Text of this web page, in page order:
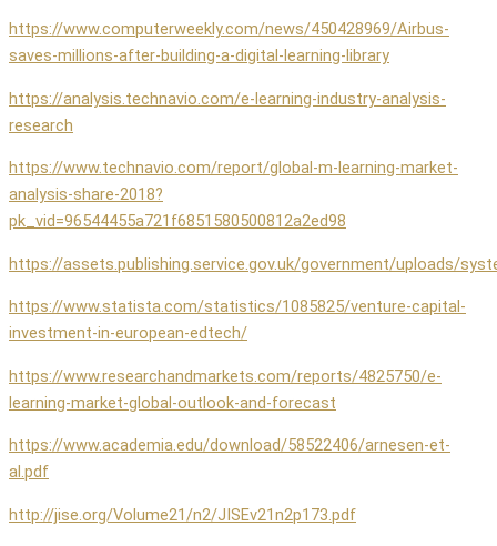
https://www.computerweekly.com/news/450428969/Airbus-
saves-millions-after-building-a-digital-learning-library
https://analysis.technavio.com/e-learning-industry-analysis-
research
https://www.technavio.com/report/global-m-learning-market-
analysis-share-2018?
pk_vid=96544455a721f6851580500812a2ed98
https://assets.publishing.service.gov.uk/government/uploads/
https://www.statista.com/statistics/1085825/venture-capital-
investment-in-european-edtech/
https://www.researchandmarkets.com/reports/4825750/e-
learning-market-global-outlook-and-forecast
https://www.academia.edu/download/58522406/arnesen-et-
al.pdf
http://jise.org/Volume21/n2/JISEv21n2p173.pdf